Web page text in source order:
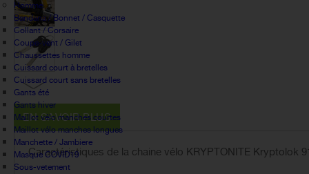
Homme
Bandana / Bonnet / Casquette
Collant / Corsaire
Coupe-vent / Gilet
Chaussettes homme
Cuissard court à bretelles
Cuissard court sans bretelles
Gants été
Gants hiver
Maillot vélo manches courtes
Maillot vélo manches longues
Manchette / Jambiere
Masque COVID19
Sous-vetement
EN SAVOIR PLUS
Caractéristiques de la chaine vélo KRYPTONITE Kryptolok